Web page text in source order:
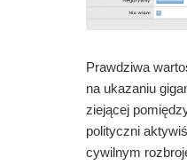
Prawdziwa
na ukazaniu
ziejącej
polityczni
cywilnym